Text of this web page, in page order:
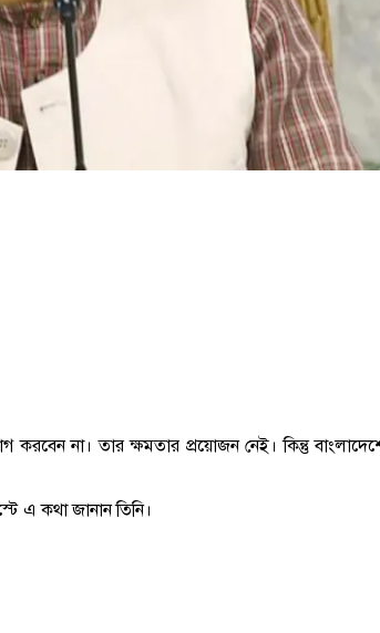
করবেন না। তার ক্ষমতার প্রয়োজন নেই। কিন্তু
এ কথা জানান তিনি।